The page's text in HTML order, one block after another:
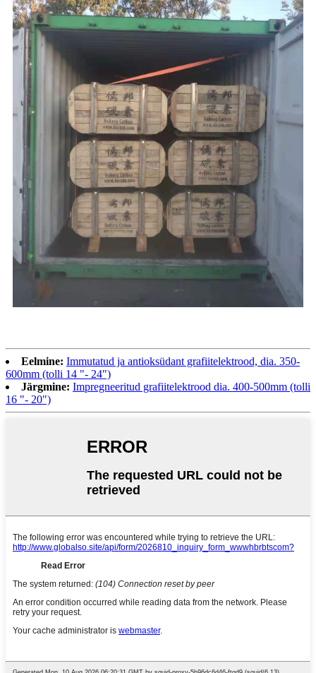
Eelmine: Immutatud ja antioksüdant grafiitelektrood, dia. 350-
600mm (tolli 14 "- 24")
Järgmine: Impregneeritud grafiitelektrood dia. 400-500mm (tolli
16 "- 20")